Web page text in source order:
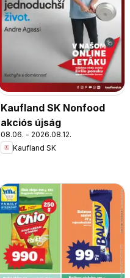
Kaufland SK Nonfood
akciós újság
08.06. - 2026.08.12.
Kaufland SK